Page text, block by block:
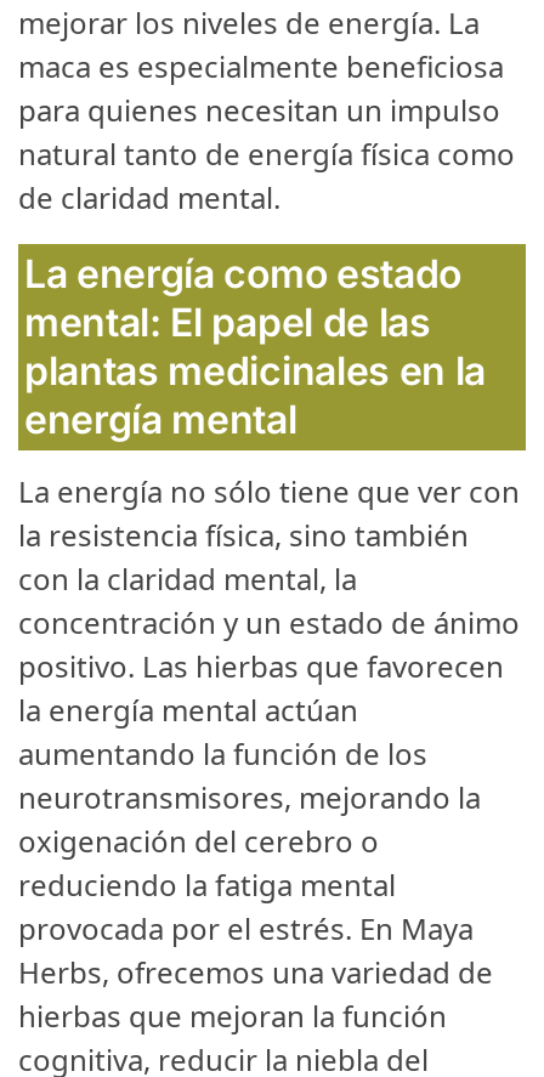
mejorar los niveles de energía. La
maca es especialmente beneficiosa
para quienes necesitan un impulso
natural tanto de energía física como
de claridad mental.
La energía como estado
mental: El papel de las
plantas medicinales en la
energía mental
La energía no sólo tiene que ver con
la resistencia física, sino también
con la claridad mental, la
concentración y un estado de ánimo
positivo. Las hierbas que favorecen
la energía mental actúan
aumentando la función de los
neurotransmisores, mejorando la
oxigenación del cerebro o
reduciendo la fatiga mental
provocada por el estrés. En Maya
Herbs, ofrecemos una variedad de
hierbas que mejoran la función
cognitiva, reducir la niebla del